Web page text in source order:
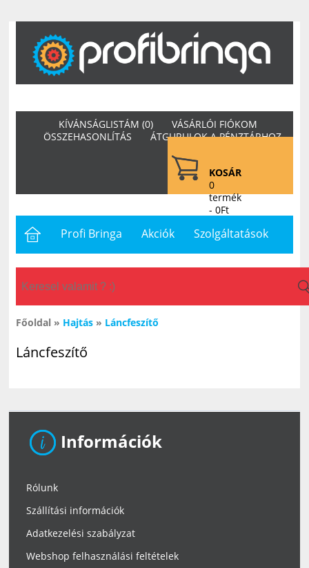
KOSÁR
0
termék
- 0Ft
KÍVÁNSÁGLISTÁM (0)
VÁSÁRLÓI FIÓKOM
ÖSSZEHASONLÍTÁS
ÁTGURULOK A PÉNZTÁRHOZ
Profi Bringa Akciók Szolgáltatások
Letöltések Hasznos Hírek
Főoldal » Hajtás » Láncfeszítő
Láncfeszítő
Információk
Rólunk
Szállítási információk
Adatkezelési szabályzat
Webshop felhasználási feltételek